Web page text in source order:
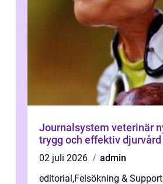
Journalsystem veterinär nyckeln till en
trygg och effektiv djurvård
02 juli 2026
admin
editorial,Felsökning & Support